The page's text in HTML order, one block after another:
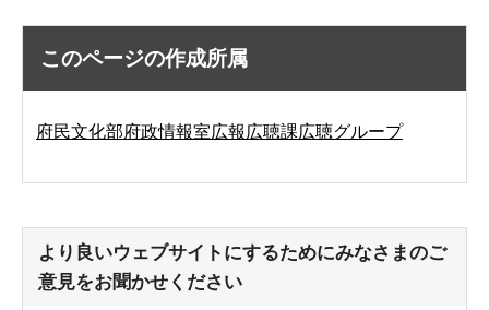
このページの作成所属
府民文化部府政情報室広報広聴課広聴グループ
より良いウェブサイトにするためにみなさまのご
意見をお聞かせください